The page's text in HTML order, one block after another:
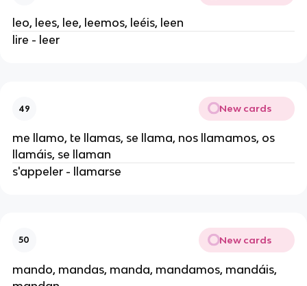
leo, lees, lee, leemos, leéis, leen
lire - leer
49 New cards
me llamo, te llamas, se llama, nos llamamos, os
llamáis, se llaman
s'appeler - llamarse
50 New cards
mando, mandas, manda, mandamos, mandáis,